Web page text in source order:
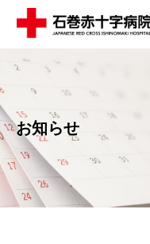
医療関係者の方
お知らせ